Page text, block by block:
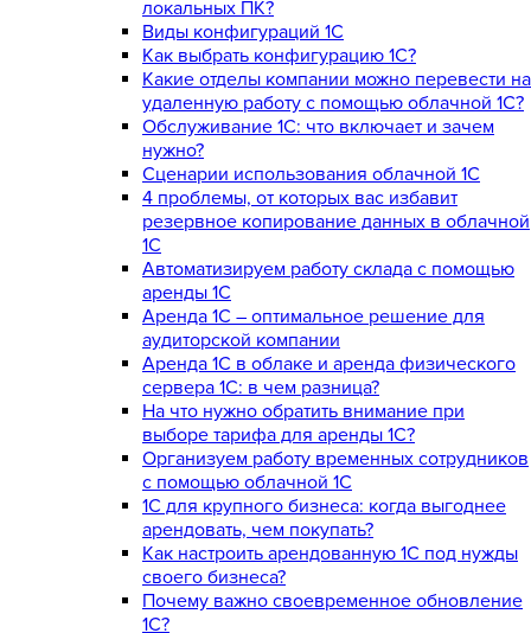
локальных ПК?
Виды конфигураций 1С
Как выбрать конфигурацию 1С?
Какие отделы компании можно перевести на
удаленную работу с помощью облачной 1С?
Обслуживание 1С: что включает и зачем
нужно?
Сценарии использования облачной 1С
4 проблемы, от которых вас избавит
резервное копирование данных в облачной
1С
Автоматизируем работу склада с помощью
аренды 1С
Аренда 1С – оптимальное решение для
аудиторской компании
Аренда 1С в облаке и аренда физического
сервера 1С: в чем разница?
На что нужно обратить внимание при
выборе тарифа для аренды 1С?
Организуем работу временных сотрудников
с помощью облачной 1С
1С для крупного бизнеса: когда выгоднее
арендовать, чем покупать?
Как настроить арендованную 1С под нужды
своего бизнеса?
Почему важно своевременное обновление
1С?